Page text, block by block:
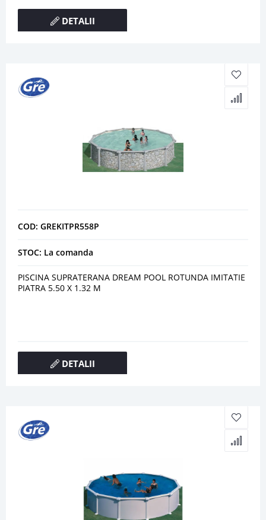
DETALII
COD: GREKITPR558P
STOC: La comanda
PISCINA SUPRATERANA DREAM POOL ROTUNDA IMITATIE
PIATRA 5.50 X 1.32 M
DETALII